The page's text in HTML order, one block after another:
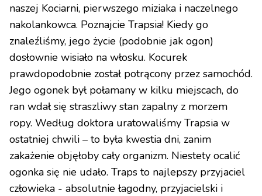
naszej Kociarni, pierwszego miziaka i naczelnego
nakolankowca. Poznajcie Trapsia! Kiedy go
znaleźliśmy, jego życie (podobnie jak ogon)
dosłownie wisiało na włosku. Kocurek
prawdopodobnie został potrącony przez samochód.
Jego ogonek był połamany w kilku miejscach, do
ran wdał się straszliwy stan zapalny z morzem
ropy. Według doktora uratowaliśmy Trapsia w
ostatniej chwili – to była kwestia dni, zanim
zakażenie objęłoby cały organizm. Niestety ocalić
ogonka się nie udało. Traps to najlepszy przyjaciel
człowieka - absolutnie łagodny, przyjacielski i